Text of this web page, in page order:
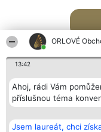
ORLOVÉ
13:42
Ahoj, rádi Vám
příslušnou téma
Jsem laureát, chci
Bright Side Solutions sp. z o.
o. sp. k.